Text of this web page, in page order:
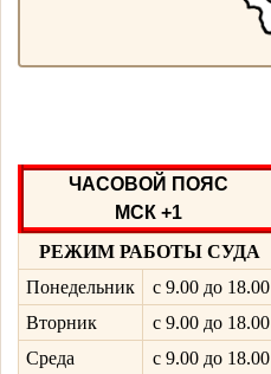
ЧАСОВОЙ ПОЯС
МСК +1
РЕЖИМ РАБОТЫ СУДА
Понедельник
с 9.00 до 18.00
Вторник
с 9.00 до 18.00
Среда
с 9.00 до 18.00